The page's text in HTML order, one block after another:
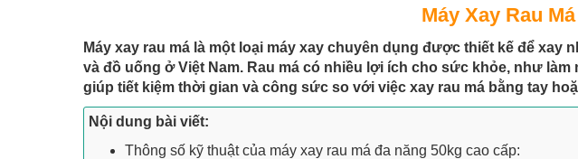
Máy Xay Rau
Máy xay rau má là một loại máy xay chuyên dụng được thiết kế để
và đồ uống ở Việt Nam. Rau má có nhiều lợi ích cho sức khỏe, như
giúp tiết kiệm thời gian và công sức so với việc xay rau má bằng tay
Nội dung bài viết:
Thông số kỹ thuật của máy xay rau má đa năng 50kg cao cấp: